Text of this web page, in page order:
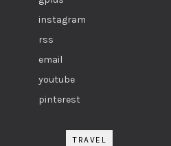
instagram
rss
email
youtube
pinterest
TRAVEL